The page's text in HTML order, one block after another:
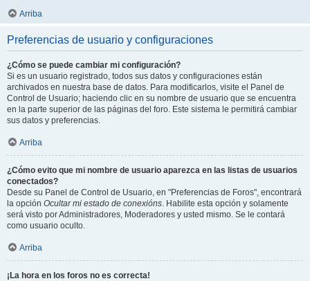
Arriba
Preferencias de usuario y configuraciones
¿Cómo se puede cambiar mi configuración?
Si es un usuario registrado, todos sus datos y configuraciones están
archivados en nuestra base de datos. Para modificarlos, visite el Panel de
Control de Usuario; haciendo clic en su nombre de usuario que se encuentra
en la parte superior de las páginas del foro. Este sistema le permitirá cambiar
sus datos y preferencias.
Arriba
¿Cómo evito que mi nombre de usuario aparezca en las listas de usuarios
conectados?
Desde su Panel de Control de Usuario, en "Preferencias de Foros", encontrará
la opción Ocultar mi estado de conexións. Habilite esta opción y solamente
será visto por Administradores, Moderadores y usted mismo. Se le contará
como usuario oculto.
Arriba
¡La hora en los foros no es correcta!